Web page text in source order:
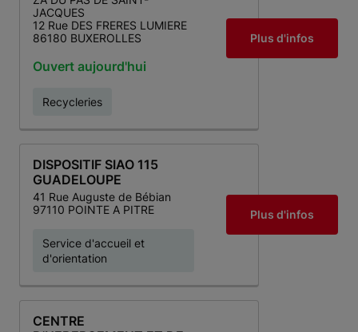
JACQUES
12 Rue DES FRERES LUMIERE
86180 BUXEROLLES
Ouvert aujourd'hui
Recycleries
Plus d'infos
DISPOSITIF SIAO 115
GUADELOUPE
41 Rue Auguste de Bébian
97110 POINTE A PITRE
Service d'accueil et
d'orientation
Plus d'infos
CENTRE